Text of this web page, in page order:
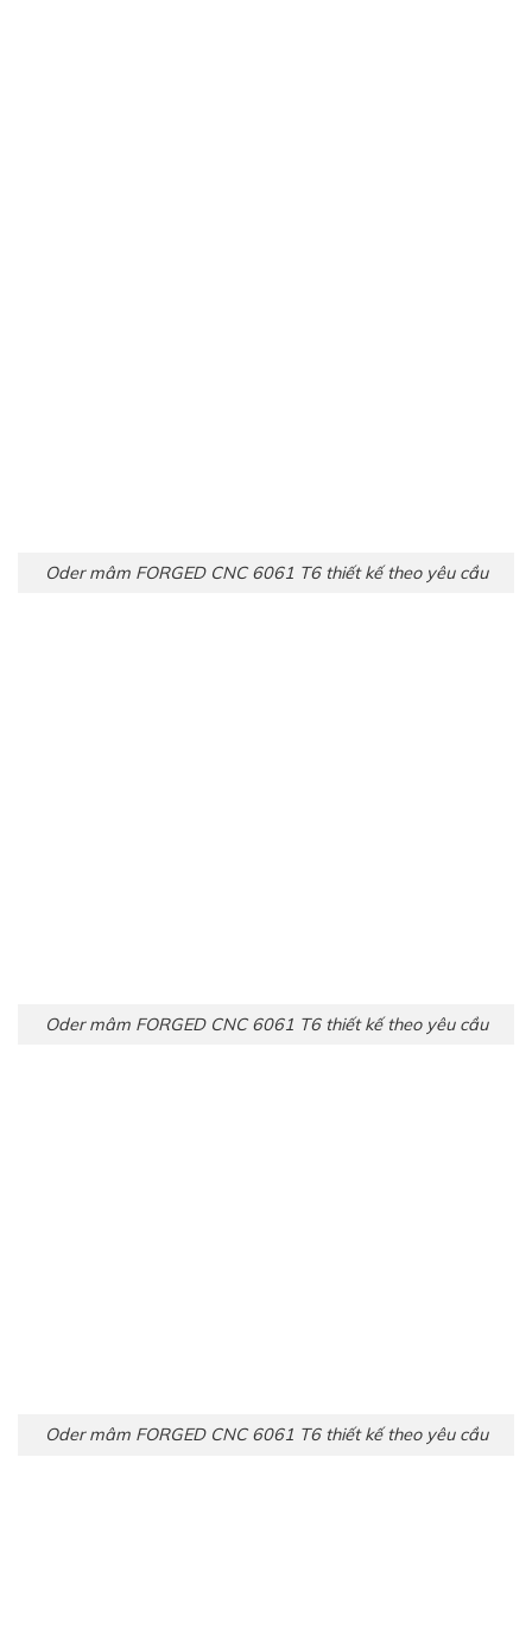
Oder mâm FORGED CNC 6061 T6 thiết kế theo yêu cầu
Oder mâm FORGED CNC 6061 T6 thiết kế theo yêu cầu
Oder mâm FORGED CNC 6061 T6 thiết kế theo yêu cầu